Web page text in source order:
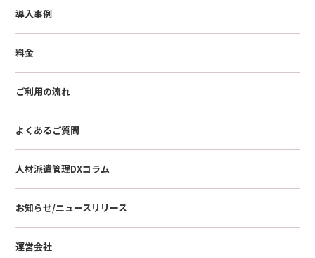
導入事例
料金
ご利用の流れ
よくあるご質問
人材派遣管理DXコラム
お知らせ/ニュースリリース
運営会社